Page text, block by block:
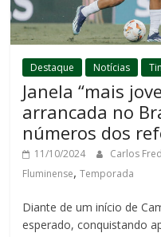
Destaque Notícias
Janela “mais
arrancada no
números dos
11/10/2024 Carlos
Fluminense,Temporada
Diante de um início de
esperado, conquistando